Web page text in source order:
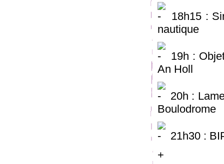
18h15 :
nautique
19h :
An Holl
20h :
Boulodrome
21h30 :
+